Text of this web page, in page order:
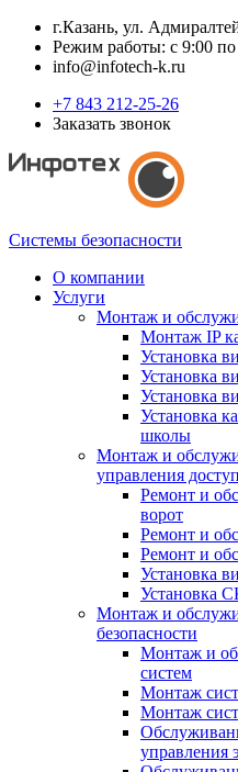
г.Казань, ул.
Режим работы: с 9:00
info@infotech-k.ru
+7 843 212-25-26
Заказать звонок
Системы безопасности
О компании
Услуги
Монтаж и
Монтаж IP
Установка
Установка
Установка
Установка
школы
Монтаж и
управления
Ремонт и
ворот
Ремонт и
Ремонт и
Установка
Установка
Монтаж и
безопасности
Монтаж и
систем
Монтаж
Монтаж
управления